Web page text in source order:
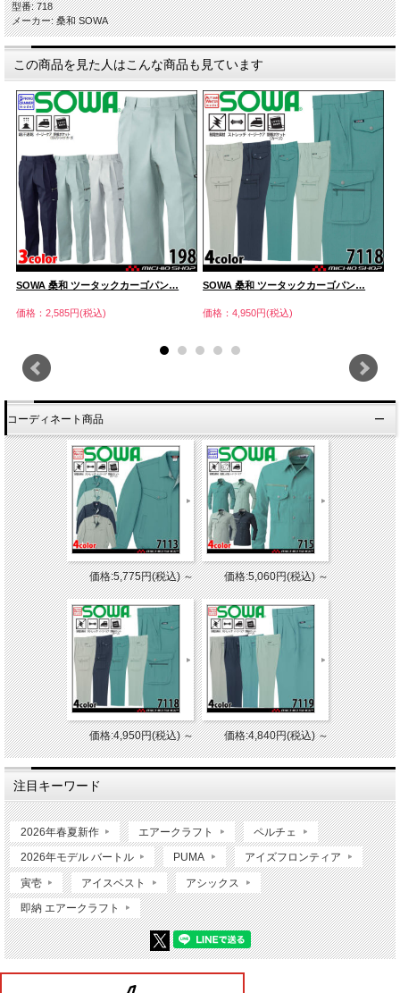
型番: 718
メーカー: 桑和 SOWA
この商品を見た人はこんな商品も見ています
SOWA 桑和 ツータックカーゴパン…
価格：2,585円(税込)
SOWA 桑和 ツータックカーゴパン…
価格：4,950円(税込)
コーディネート商品
価格:5,775円(税込)～ 価格:5,060円(税込)～
価格:4,950円(税込)～ 価格:4,840円(税込)～
注目キーワード
2026年春夏新作 エアークラフト ペルチェ
2026年モデル バートル PUMA アイズフロンティア
寅壱 アイスベスト アシックス
即納 エアークラフト